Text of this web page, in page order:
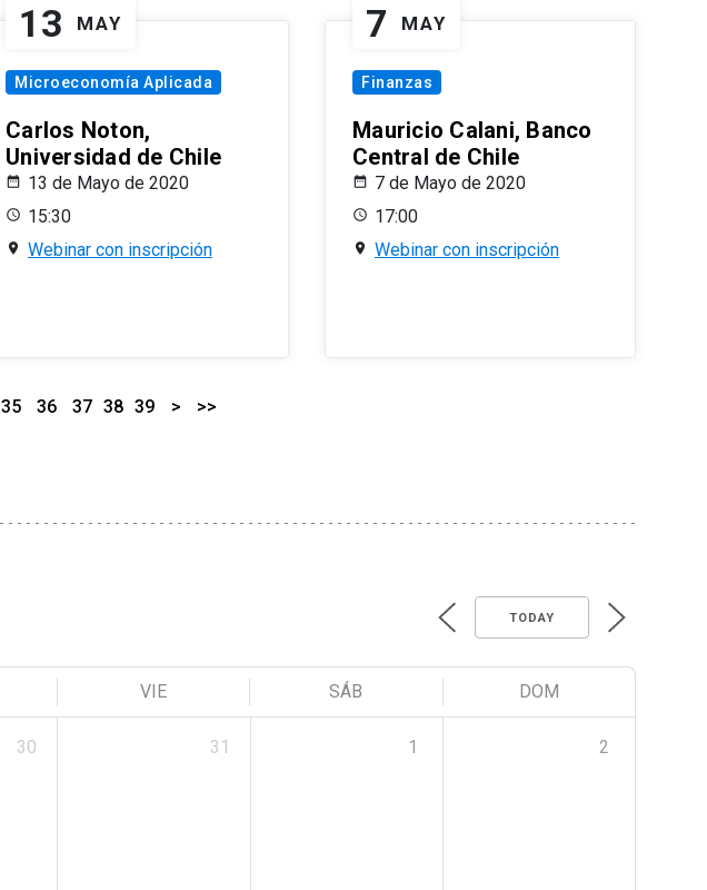
13 MAY
Microeconomía Aplicada
Carlos Noton,
Universidad de Chile
13 de Mayo de 2020
15:30
Webinar con inscripción
7 MAY
Finanzas
Mauricio Calani, Banco
Central de Chile
7 de Mayo de 2020
17:00
Webinar con inscripción
35 36 37 38 39 > >>
TODAY
VIE SÁB DOM
30 31 1 2